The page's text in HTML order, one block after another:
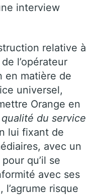
interview
relative à
l’opérateur
en matière de
universel,
Orange en
du service
lui fixant de
avec un
qu’il se
avec ses
risque